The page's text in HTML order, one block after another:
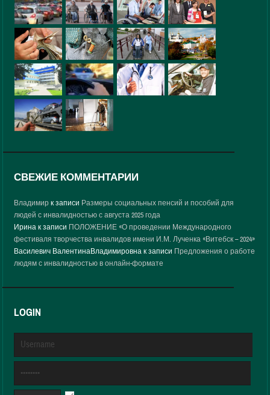
СВЕЖИЕ КОММЕНТАРИИ
Владимир к записи Размеры социальных пенсий и пособий для
людей с инвалидностью с августа 2025 года
Ирина к записи ПОЛОЖЕНИЕ «О проведении Международного
фестиваля творчества инвалидов имени И.М. Лученка «Витебск – 2024»
Василевич ВалентинаВладимировна к записи Предложения о работе
людям с инвалидностью в онлайн-формате
LOGIN